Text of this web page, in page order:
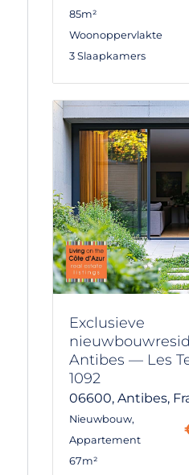
85m²
Woonoppervlakte
3 Slaapkamers
Exclusieve
Antibes — Les
1092
06600, Antibes,
Nieuwbouw,
Appartement
67m²